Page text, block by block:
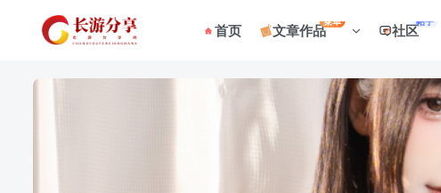
首页 文章作品菜单 社区帖子